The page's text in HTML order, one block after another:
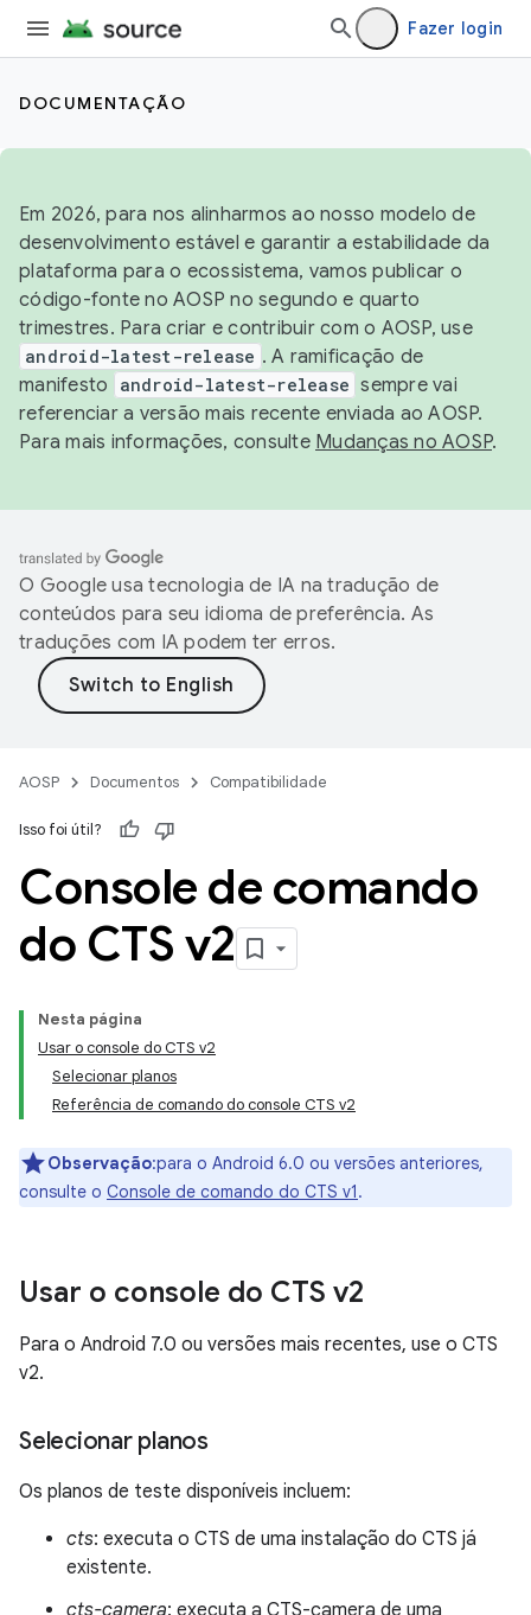
Fazer login
DOCUMENTAÇÃO
Em 2026, para nos alinharmos ao nosso modelo de
desenvolvimento estável e garantir a estabilidade da
plataforma para o ecossistema, vamos publicar o
código-fonte no AOSP no segundo e quarto
trimestres. Para criar e contribuir com o AOSP, use
android-latest-release . A ramificação de
manifesto
android-latest-release sempre vai
referenciar a versão mais recente enviada ao AOSP.
Para mais informações, consulte Mudanças no AOSP.
O Google usa tecnologia de IA na tradução de
conteúdos para seu idioma de preferência. As
traduções com IA podem ter erros.
AOSP Documentos Compatibilidade
Isso foi útil?
Console de comando
do CTS v2
Nesta página
Usar o console do CTS v2
Selecionar planos
Referência de comando do console CTS v2
Observação:para o Android 6.0 ou versões anteriores,
consulte o Console de comando do CTS v1.
Usar o console do CTS v2
Para o Android 7.0 ou versões mais recentes, use o CTS
v2.
Selecionar planos
Os planos de teste disponíveis incluem:
cts: executa o CTS de uma instalação do CTS já
existente.
cts-camera: executa a CTS-camera de uma